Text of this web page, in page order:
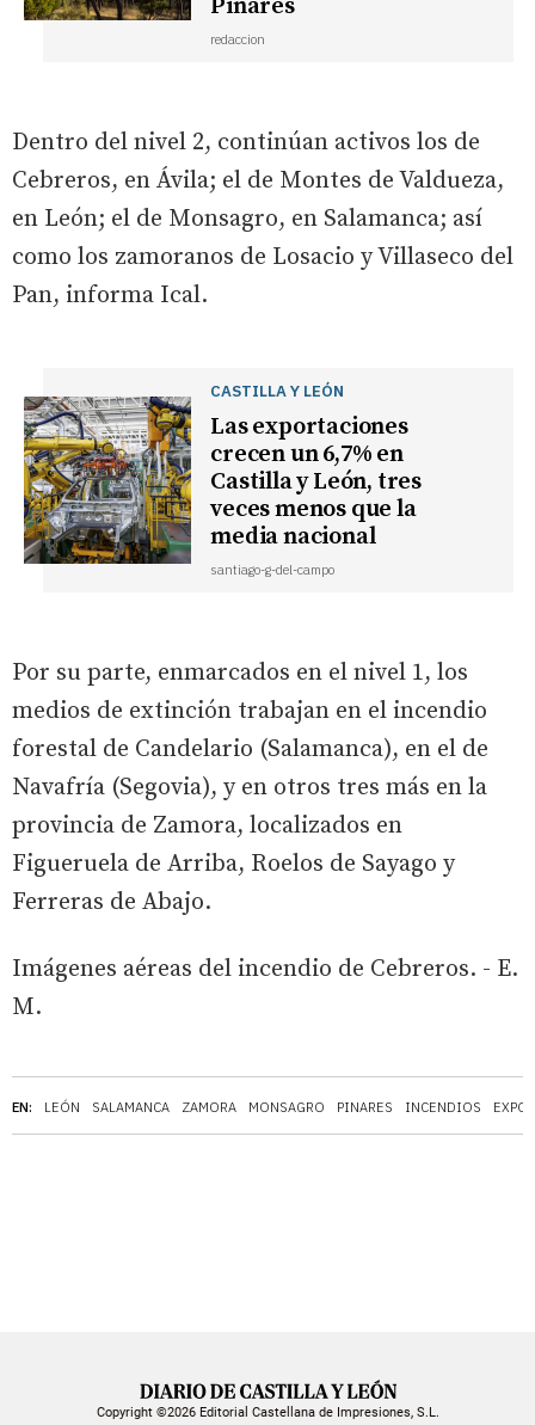
EN: LEÓN SALAMANCA ZAMORA MONSAGRO PINARES INCENDIOS
Pinares
redaccion
Dentro del nivel 2, continúan activos los de
Cebreros, en Ávila; el de Montes de Valdueza,
en León; el de Monsagro, en Salamanca; así
como los zamoranos de Losacio y Villaseco del
Pan, informa Ical.
CASTILLA Y LEÓN
Las exportaciones
crecen un 6,7% en
Castilla y León, tres
veces menos que la
media nacional
santiago-g-del-campo
Por su parte, enmarcados en el nivel 1, los
medios de extinción trabajan en el incendio
forestal de Candelario (Salamanca), en el de
Navafría (Segovia), y en otros tres más en la
provincia de Zamora, localizados en
Figueruela de Arriba, Roelos de Sayago y
Ferreras de Abajo.
Imágenes aéreas del incendio de Cebreros. - E.
M.
Copyright ©2026 Editorial Castellana de Impresiones, S.L.